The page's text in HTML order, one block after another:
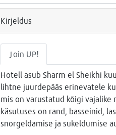
Kirjeldus
Join UP!
Hotell asub Sharm el Sheikhi
lihtne juurdepääs erinevatele
mis on varustatud kõigi vajalike
käsutuses on rand, basseinid,
snorgeldamise ja sukeldumise